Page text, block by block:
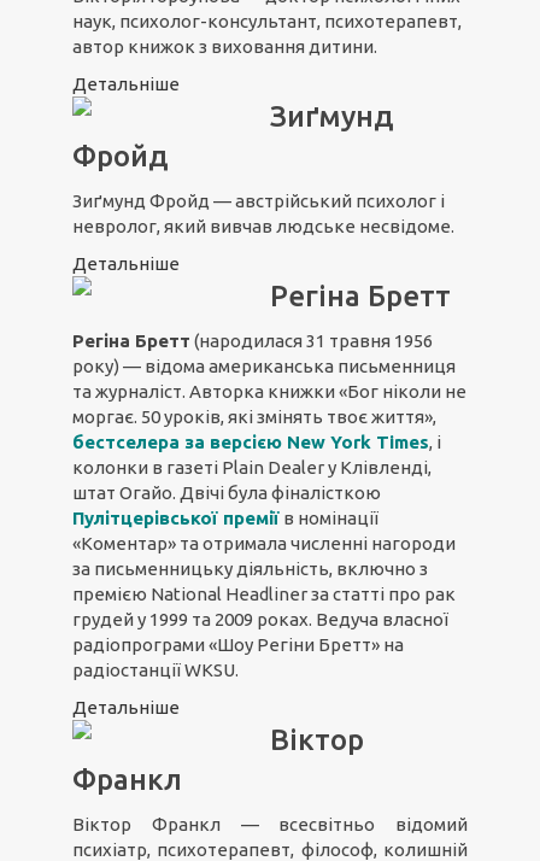
наук, психолог-консультант, психотерапевт,
автор книжок з виховання дитини.
Детальніше
Зиґмунд
Фройд
Зиґмунд Фройд — австрійський психолог і
невролог, який вивчав людське несвідоме.
Детальніше
Регіна Бретт
Регіна Бретт (народилася 31 травня 1956
року) — відома американська письменниця
та журналіст. Авторка книжки «Бог ніколи не
моргає. 50 уроків, які змінять твоє життя»,
бестселера за версією New York Times, і
колонки в газеті Plain Dealer у Клівленді,
штат Огайо. Двічі була фіналісткою
Пулітцерівської премії в номінації
«Коментар» та отримала численні нагороди
за письменницьку діяльність, включно з
премією National Headliner за статті про рак
грудей у 1999 та 2009 роках. Ведуча власної
радіопрограми «Шоу Регіни Бретт» на
радіостанції WKSU.
Детальніше
Віктор
Франкл
Віктор Франкл — всесвітньо відомий
психіатр, психотерапевт, філософ, колишній